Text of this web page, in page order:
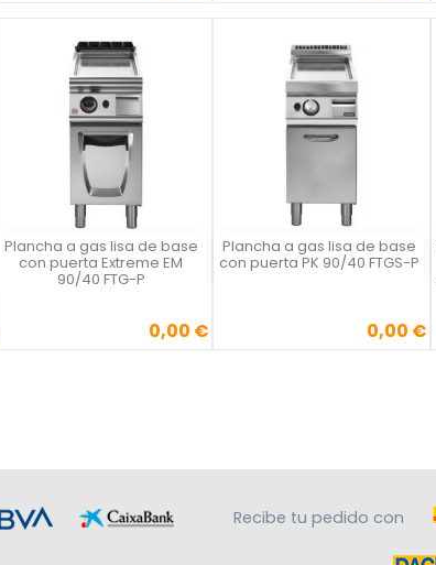
Plancha a gas lisa de base
con puerta Extreme EM
90/40 FTG-P
Precio0,00 €

Vista rápida Plancha a gas lisa de base
con puerta PK 90/40 FTGS-P
Precio0,00 €

Vista rápida
Recibe tu pedido con